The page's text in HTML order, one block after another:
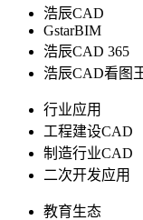
浩辰CAD
GstarBIM
浩辰CAD 365
浩辰CAD看图
行业应用
工程建设CAD
制造行业CAD
二次开发应用
教育生态